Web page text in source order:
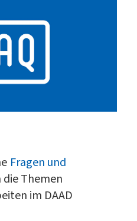
Fragen und
die Themen
im DAAD